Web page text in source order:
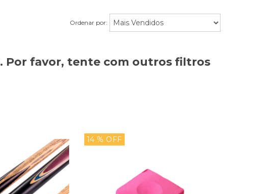
Ordenar por:
Por favor, tente com outros filtros
14 % OFF